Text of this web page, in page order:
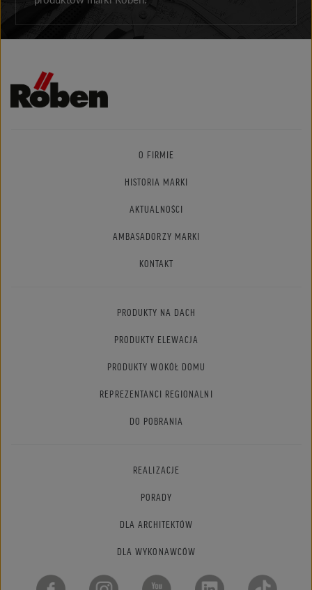
O FIRMIE
HISTORIA MARKI
AKTUALNOŚCI
AMBASADORZY MARKI
KONTAKT
PRODUKTY NA DACH
PRODUKTY ELEWACJA
PRODUKTY WOKÓŁ DOMU
REPREZENTANCI REGIONALNI
DO POBRANIA
REALIZACJE
PORADY
DLA ARCHITEKTÓW
DLA WYKONAWCÓW